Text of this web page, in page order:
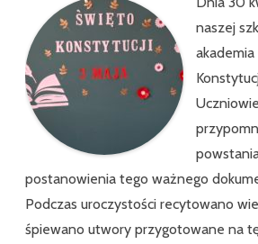
3
Maja
naszej
postanowienia tego ważnego
Podczas uroczystości recytowano
śpiewano utwory przygotowane na